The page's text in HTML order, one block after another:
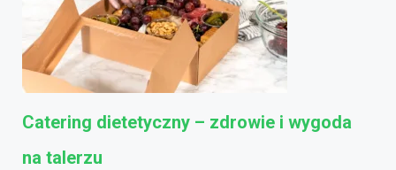
Catering dietetyczny – zdrowie i wygoda
na talerzu